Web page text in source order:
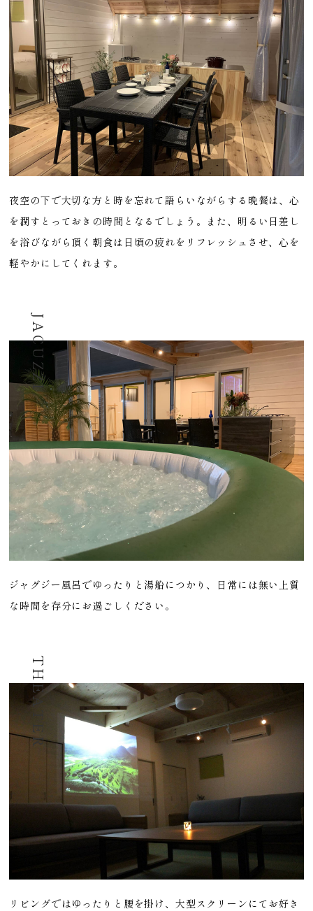
夜空の下で大切な方と時を忘れて語らいながらする晩餐は、心
を潤すとっておきの時間となるでしょう。また、明るい日差し
を浴びながら頂く朝食は日頃の疲れをリフレッシュさせ、心を
軽やかにしてくれます。
ジャグジー風呂でゆったりと湯船につかり、日常には無い上質
な時間を存分にお過ごしください。
JACUZZI
リビングではゆったりと腰を掛け、大型スクリーンにてお好き
THEATER